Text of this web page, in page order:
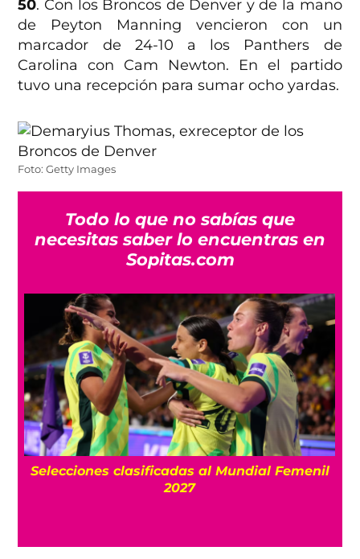
50. Con los Broncos de Denver y de la mano
de Peyton Manning vencieron con un
marcador de 24-10 a los Panthers de
Carolina con Cam Newton. En el partido
tuvo una recepción para sumar ocho yardas.
Foto: Getty Images
Todo lo que no sabías que
necesitas saber lo encuentras en
Sopitas.com
Según Jürgen Damm, “Solo son
los nacidos en México”, pero ¿qué dice